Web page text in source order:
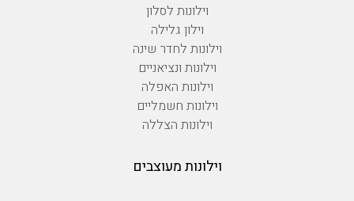
וילונות לסלון
וילון גלילה
וילונות לחדר שינה
וילונות ונציאניים
וילונות האפלה
וילונות חשמליים
וילונות הצללה
וילונות מעוצבים